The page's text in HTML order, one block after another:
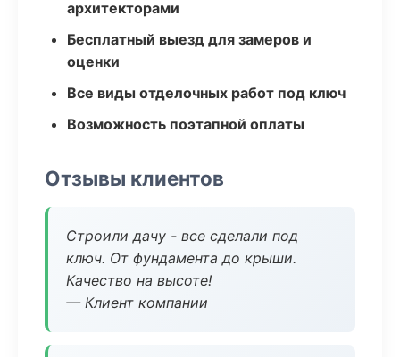
архитекторами
Бесплатный выезд для замеров и
оценки
Все виды отделочных работ под ключ
Возможность поэтапной оплаты
Отзывы клиентов
Строили дачу - все сделали под
ключ. От фундамента до крыши.
Качество на высоте!
— Клиент компании